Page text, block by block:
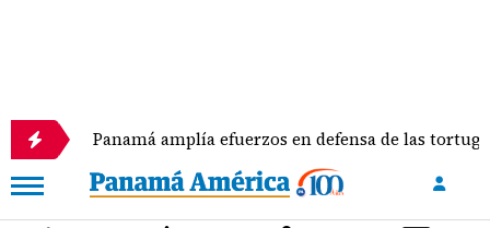
Panamá amplía efuerzos en defensa de las tortugas